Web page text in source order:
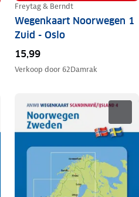
Freytag & Berndt
Wegenkaart Noorwegen 1
Zuid - Oslo
15,99
Verkoop door 62Damrak